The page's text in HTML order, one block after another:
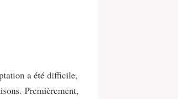
a été difficile,
Premièrement,